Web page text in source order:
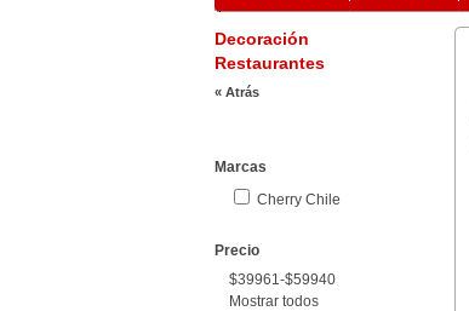
Decoración
Restaurantes
« Atrás
Marcas
Cherry Chile
Precio
$39961-$59940
Mostrar todos